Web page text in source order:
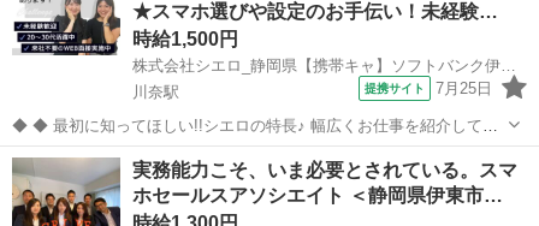
★スマホ選びや設定のお手伝い！未経験…
時給1,500円
株式会社シエロ_静岡県【携帯キャ】ソフトバンク伊東川奈/AF5
川奈駅
提携サイト 7月25日
◆ ◆ 最初に知ってほしい!!シエロの特長♪ 幅広くお仕事を紹介してい
る当社！ 専任のコーディネーターがあなたの希望をしっかりお伺いし
て、お仕事探しに丁寧に向き合います！ ＼＼うれしい高収入×週払い♪
／／ 高収入でしっか...
静岡 伊東市 川奈駅 携帯ショップ
実務能力こそ、いま必要とされている。スマ
ホセールスアソシエイト ＜静岡県伊東市…